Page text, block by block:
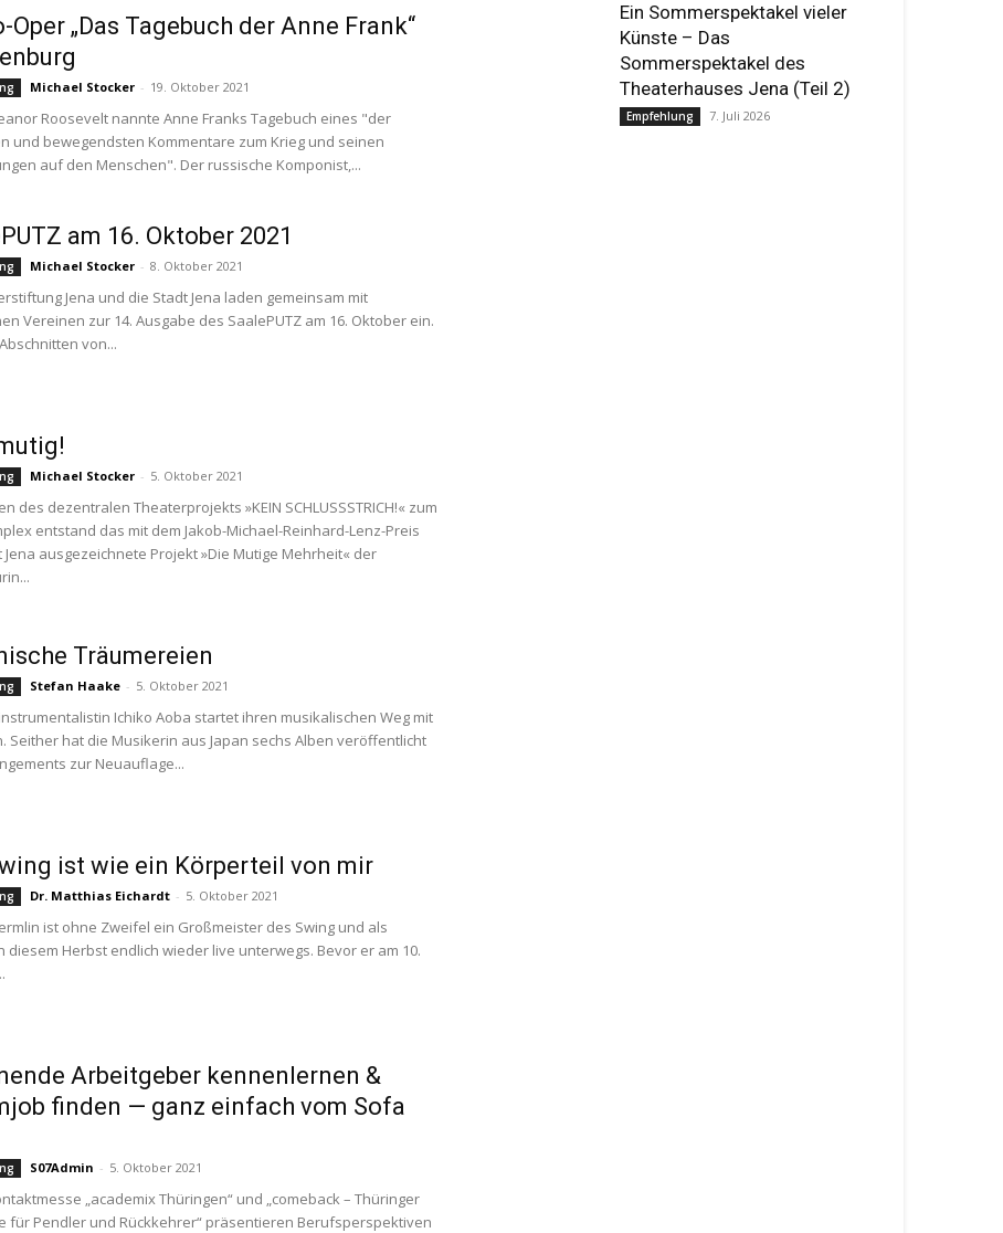
Oper „Das Tagebuch der Anne Frank“
Michael Stocker - 19. Oktober 2021
Roosevelt nannte Anne Franks Tagebuch eines "der
und bewegendsten Kommentare zum Krieg und seinen
auf den Menschen". Der russische Komponist,...
am 16. Oktober 2021
Michael Stocker - 8. Oktober 2021
Jena und die Stadt Jena laden gemeinsam mit
Vereinen zur 14. Ausgabe des SaalePUTZ am 16. Oktober ein.
von...
Michael Stocker - 5. Oktober 2021
des dezentralen Theaterprojekts »KEIN SCHLUSSSTRICH!« zum
entstand das mit dem Jakob-Michael-Reinhard-Lenz-Preis
Jena ausgezeichnete Projekt »Die Mutige Mehrheit« der
Träumereien
Stefan Haake - 5. Oktober 2021
Ichiko Aoba startet ihren musikalischen Weg mit
Seither hat die Musikerin aus Japan sechs Alben veröffentlicht
zur Neuauflage...
ist wie ein Körperteil von mir
Dr. Matthias Eichardt - 5. Oktober 2021
ist ohne Zweifel ein Großmeister des Swing und als
diesem Herbst endlich wieder live unterwegs. Bevor er am 10.
Arbeitgeber kennenlernen &
finden — ganz einfach vom Sofa
S07Admin - 5. Oktober 2021
„academix Thüringen“ und „comeback – Thüringer
für Pendler und Rückkehrer“ präsentieren Berufsperspektiven
Ein Sommerspektakel vieler
Künste – Das
Sommerspektakel des
Theaterhauses Jena (Teil 2)
Empfehlung 7. Juli 2026